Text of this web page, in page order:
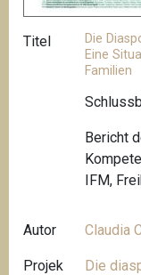
Titel
Die
Eine
Familien
Bericht
IFM,
Autor Claudia
Projek
Die